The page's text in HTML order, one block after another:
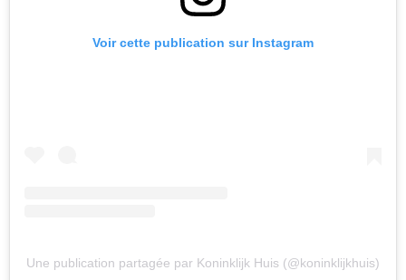
Voir cette publication sur Instagram
Une publication partagée par Koninklijk Huis (@koninklijkhuis)